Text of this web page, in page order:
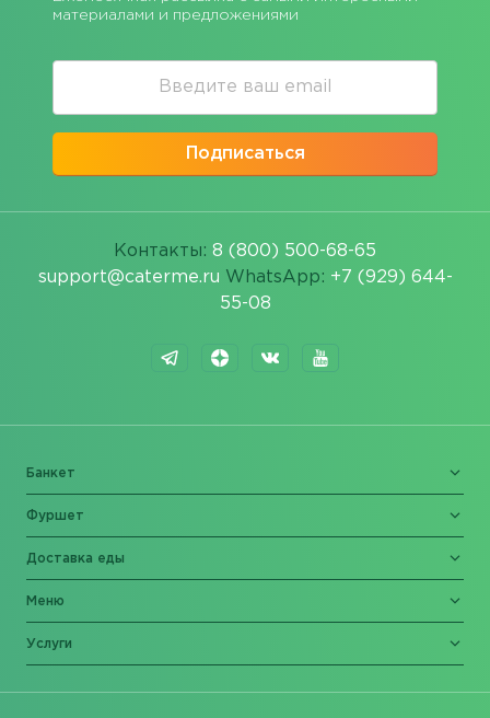
материалами и предложениями
Подписаться
Контакты: 8 (800) 500-68-65
support@caterme.ru WhatsApp: +7 (929) 644-
55-08
Банкет
Фуршет
Доставка еды
Меню
Услуги